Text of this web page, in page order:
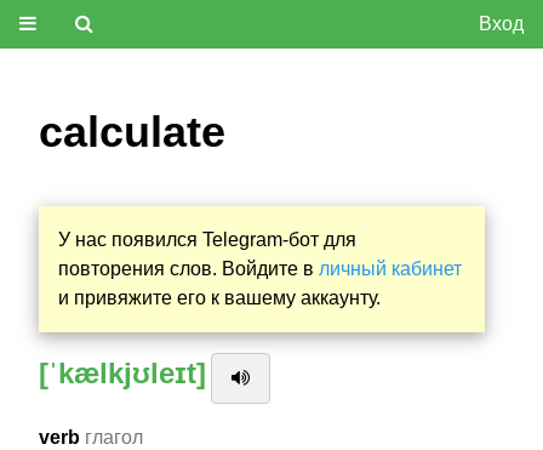
Вход
calculate
У нас появился Telegram-бот для
повторения слов. Войдите в личный кабинет
и привяжите его к вашему аккаунту.
[ˈkælkjʊleɪt]
verb глагол